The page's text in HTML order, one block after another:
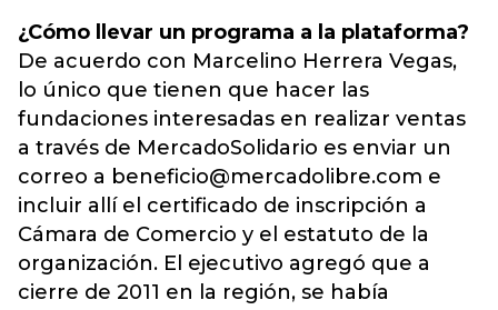
¿Cómo llevar un programa a la plataforma?
De acuerdo con Marcelino Herrera Vegas,
lo único que tienen que hacer las
fundaciones interesadas en realizar ventas
a través de MercadoSolidario es enviar un
correo a beneficio@mercadolibre.com e
incluir allí el certificado de inscripción a
Cámara de Comercio y el estatuto de la
organización. El ejecutivo agregó que a
cierre de 2011 en la región, se había